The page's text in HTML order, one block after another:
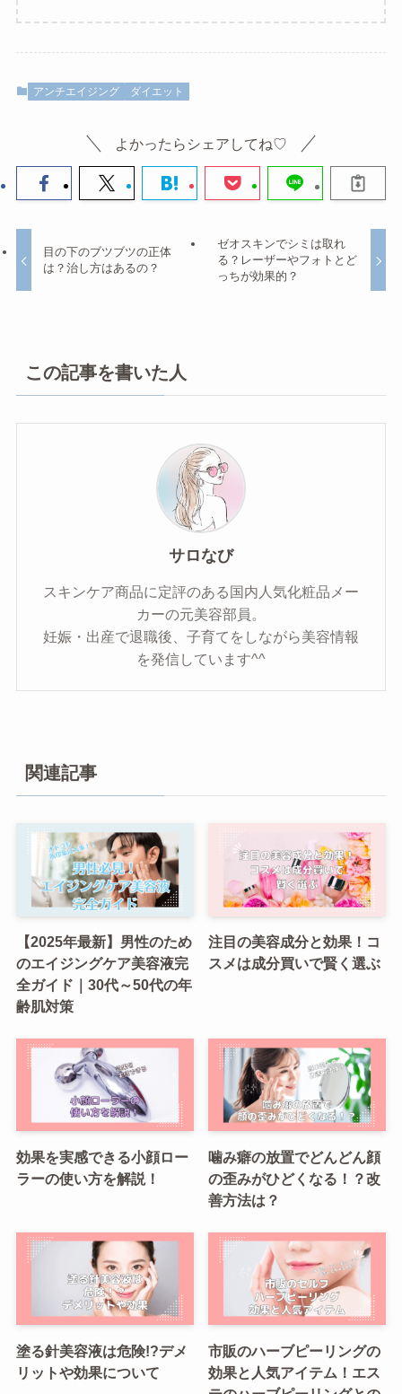
アンチエイジング ダイエット
よかったらシェアしてね♡
目の下のブツブツの正体
は？治し方はあるの？
ゼオスキンでシミは取れ
る？レーザーやフォトとど
っちが効果的？
この記事を書いた人
サロなび
スキンケア商品に定評のある国内人気化粧品メー
カーの元美容部員。
妊娠・出産で退職後、子育てをしながら美容情報
を発信しています^^
関連記事
【2025年最新】男性のため
のエイジングケア美容液完
全ガイド｜30代～50代の年
齢肌対策
注目の美容成分と効果！コ
スメは成分買いで賢く選ぶ
効果を実感できる小顔ロー
ラーの使い方を解説！
噛み癖の放置でどんどん顔
の歪みがひどくなる！？改
善方法は？
塗る針美容液は危険!?デメ
リットや効果について
市販のハーブピーリングの
効果と人気アイテム！エス